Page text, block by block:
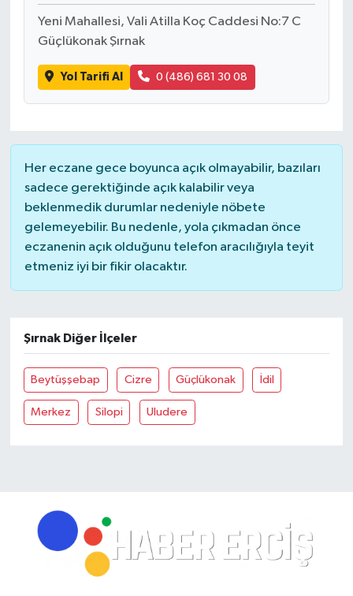
Yeni Mahallesi, Vali Atilla Koç Caddesi No:7 C
Güçlükonak Şırnak
Yol Tarifi Al 0 (486) 681 30 08
Her eczane gece boyunca açık olmayabilir, bazıları
sadece gerektiğinde açık kalabilir veya
beklenmedik durumlar nedeniyle nöbete
gelemeyebilir. Bu nedenle, yola çıkmadan önce
eczanenin açık olduğunu telefon aracılığıyla teyit
etmeniz iyi bir fikir olacaktır.
Şırnak Diğer İlçeler
Beytüşşebap Cizre Güçlükonak İdil
Merkez Silopi Uludere